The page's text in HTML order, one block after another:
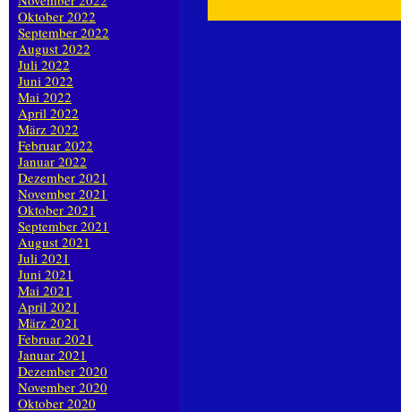
Oktober 2022
September 2022
August 2022
Juli 2022
Juni 2022
Mai 2022
April 2022
März 2022
Februar 2022
Januar 2022
Dezember 2021
November 2021
Oktober 2021
September 2021
August 2021
Juli 2021
Juni 2021
Mai 2021
April 2021
März 2021
Februar 2021
Januar 2021
Dezember 2020
November 2020
Oktober 2020